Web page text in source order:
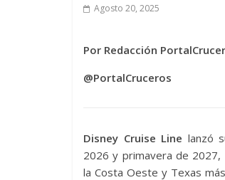
Agosto 20, 2025
Por Redacción
@PortalCruceros
Disney Cruise Line lanzó
2026 y primavera de 2027,
la Costa Oeste y Texas